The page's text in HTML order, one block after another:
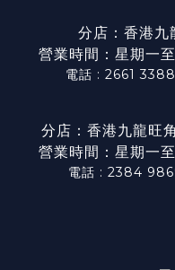
分店：香港九
營業時間：星期一
電話 : 2661
分店：香港九龍旺
營業時間：星期一
電話 : 2384